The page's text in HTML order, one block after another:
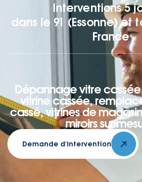
Interventions 5
dans le 91 (Essonne)
France
Dépannage vitre
vitrine cassée,
cassé, vitrines de
miroirs sur
Demande d'intervention